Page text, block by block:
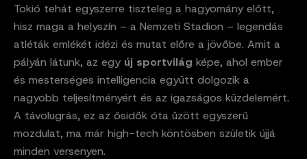
Tokió tehát egyszerre tiszteleg a hagyomány előtt,
hisz maga a helyszín – a Nemzeti Stadion – legendás
atléták emlékét idézi és mutat előre a jövőbe. Amit a
pályán látunk, az egy új sportvilág képe, ahol ember
és mesterséges intelligencia együtt dolgozik a
nagyobb teljesítményért és az igazságos küzdelemért.
A távolugrás, ez az ősidők óta űzött egyszerű
mozdulat, ma már high-tech köntösben születik újjá
minden versenyen.